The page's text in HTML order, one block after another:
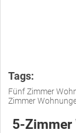
Tags:
Fünf Zimmer
Zimmer
5-Zimmer